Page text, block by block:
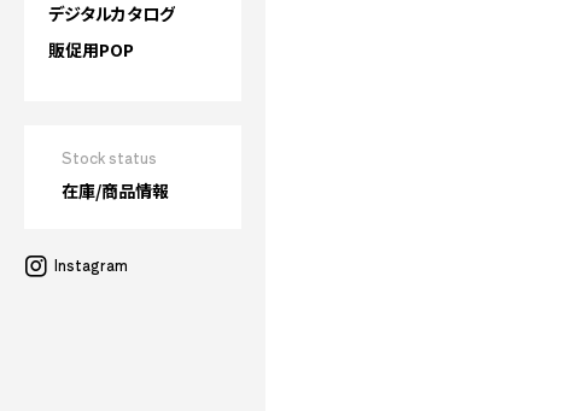
デジタルカタログ
販促用POP
Stock status
在庫/商品情報
Instagram